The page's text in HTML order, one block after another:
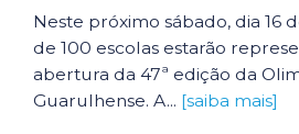
Neste próximo sábado, dia 16
de 100 escolas estarão
abertura da 47ª edição da
Guarulhense. A... [saiba mais]